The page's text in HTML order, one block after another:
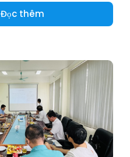
Đọc thêm